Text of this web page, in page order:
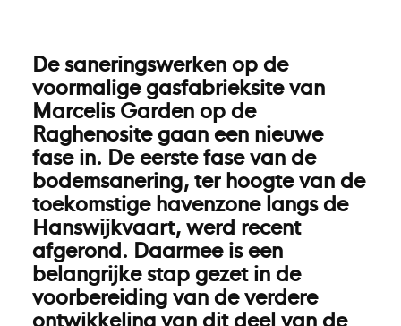
De saneringswerken op de
voormalige gasfabrieksite van
Marcelis Garden op de
Raghenosite gaan een nieuwe
fase in. De eerste fase van de
bodemsanering, ter hoogte van de
toekomstige havenzone langs de
Hanswijkvaart, werd recent
afgerond. Daarmee is een
belangrijke stap gezet in de
voorbereiding van de verdere
ontwikkeling van dit deel van de